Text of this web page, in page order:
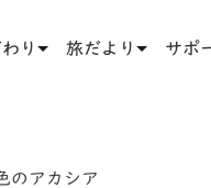
り 旅だより サポ
のアカシア